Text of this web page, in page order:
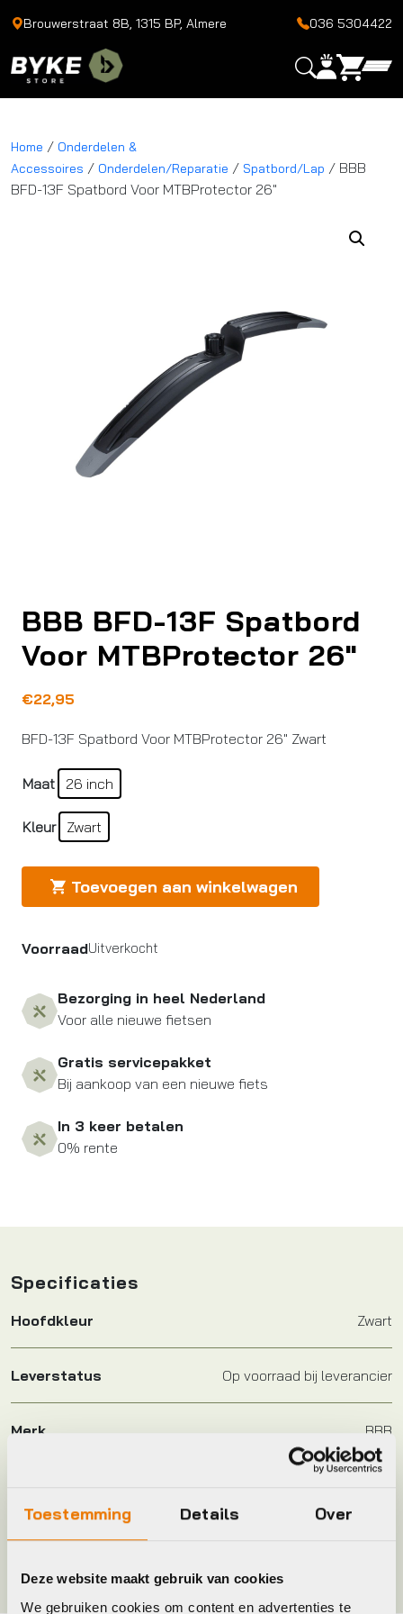
Toestemming Details Over
Deze website maakt gebruik van cookies
We gebruiken cookies om content en advertenties te
Brouwerstraat 8B, 1315 BP, Almere 036 5304422
Home / Onderdelen &
Accessoires / Onderdelen/Reparatie / Spatbord/Lap / BBB
BFD-13F Spatbord Voor MTBProtector 26″
BBB BFD-13F Spatbord
Voor MTBProtector 26″
€22,95
BFD-13F Spatbord Voor MTBProtector 26″ Zwart
Maat 26 inch
Kleur Zwart
Toevoegen aan winkelwagen
VoorraadUitverkocht
Bezorging in heel Nederland
Voor alle nieuwe fietsen
Gratis servicepakket
Bij aankoop van een nieuwe fiets
In 3 keer betalen
0% rente
Specificaties
Hoofdkleur Zwart
Leverstatus Op voorraad bij leverancier
Merk BBB
Kleur